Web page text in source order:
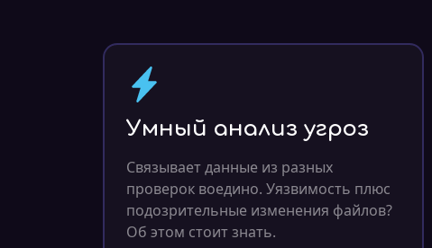
Умный анализ угроз
Связывает данные из разных
проверок воедино. Уязвимость плюс
подозрительные изменения файлов?
Об этом стоит знать.